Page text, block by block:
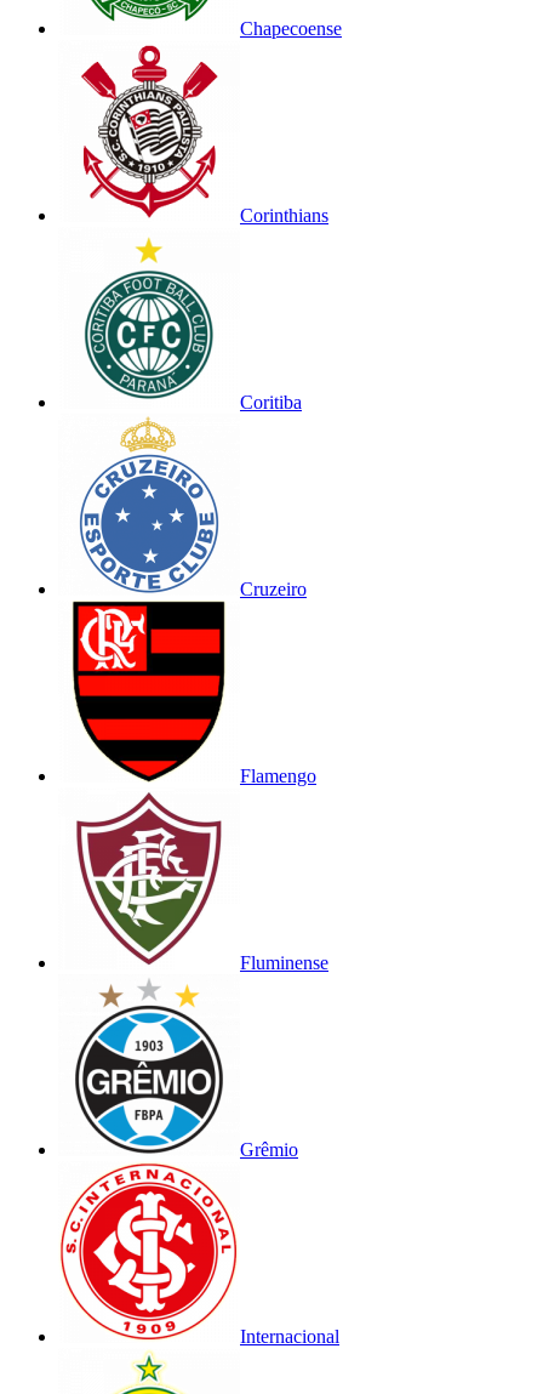
Chapecoense
Corinthians
Coritiba
Cruzeiro
Flamengo
Fluminense
Grêmio
Internacional